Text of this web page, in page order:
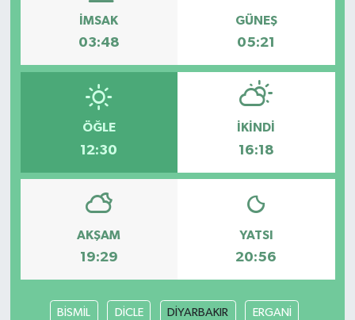
İMSAK
03:48
GÜNEŞ
05:21
ÖĞLE
12:30
İKINDI
16:18
AKŞAM
19:29
YATSI
20:56
BİSMİL DİCLE DİYARBAKIR ERGANİ